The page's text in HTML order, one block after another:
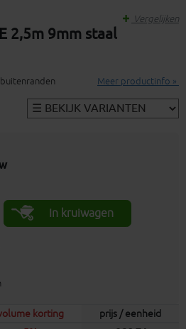
2,5m 9mm staal
Vergelijken
Meer productinfo »
In kruiwagen
korting
prijs / eenheid